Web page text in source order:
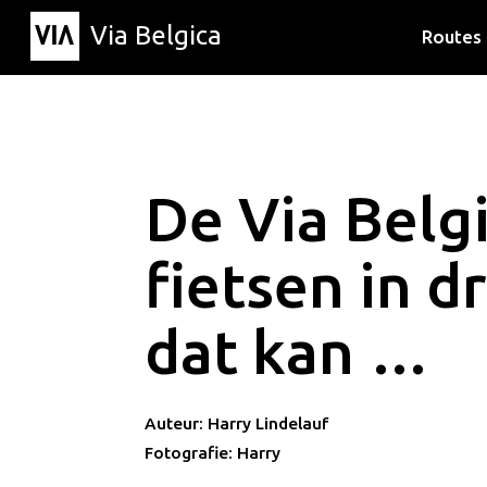
Via Belgica Routes
De Via
fietsen in
dat kan …
Auteur: Harry Lindelauf
Fotografie: Harry